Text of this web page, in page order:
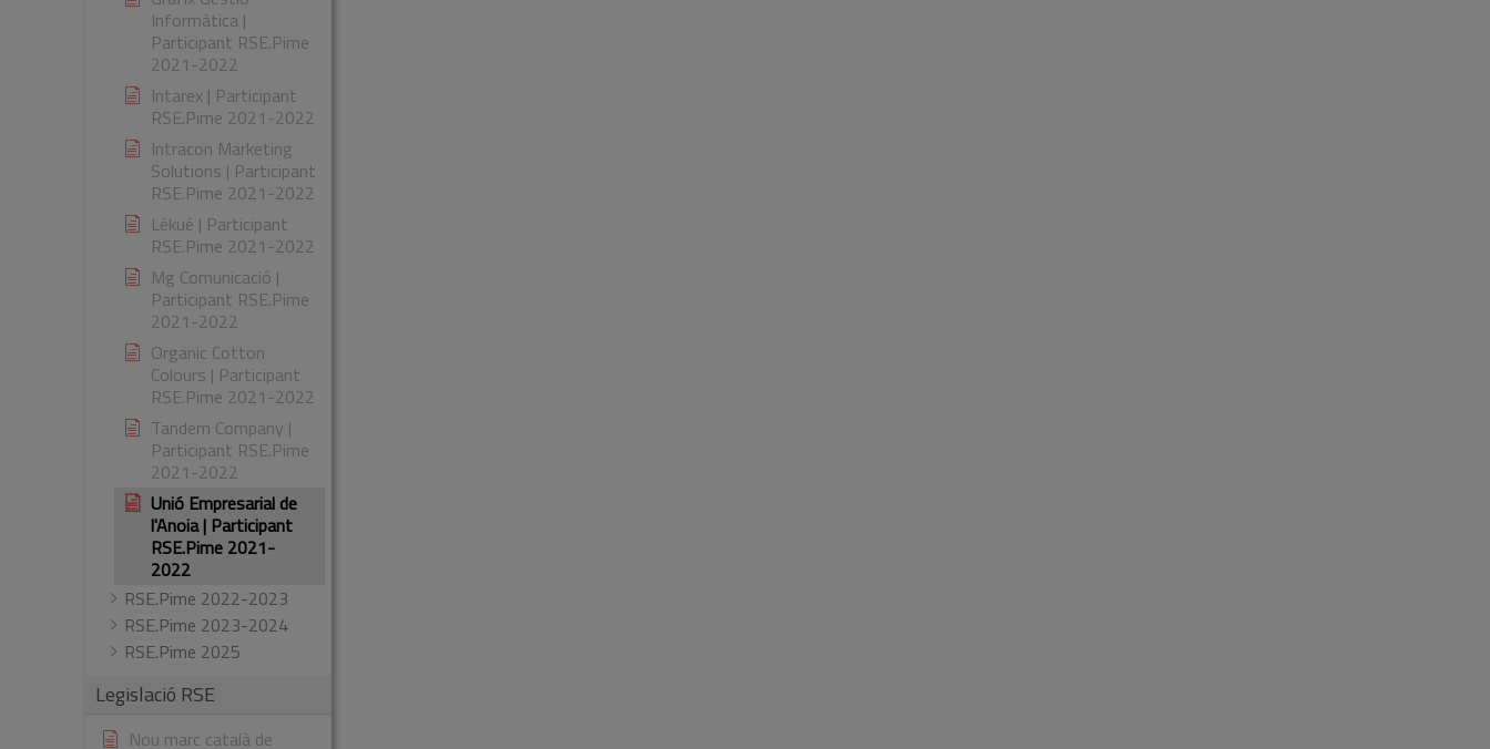
Informàtica |
Participant RSE.Pime
2021-2022
Intarex | Participant
RSE.Pime 2021-2022
Intracon Marketing
Solutions | Participant
RSE.Pime 2021-2022
Lékué | Participant
RSE.Pime 2021-2022
Mg Comunicació |
Participant RSE.Pime
2021-2022
Organic Cotton
Colours | Participant
RSE.Pime 2021-2022
Tandem Company |
Participant RSE.Pime
2021-2022
Unió Empresarial de
l'Anoia | Participant
RSE.Pime 2021-
2022
RSE.Pime 2022-2023
RSE.Pime 2023-2024
RSE.Pime 2025
Legislació RSE
Nou marc català de